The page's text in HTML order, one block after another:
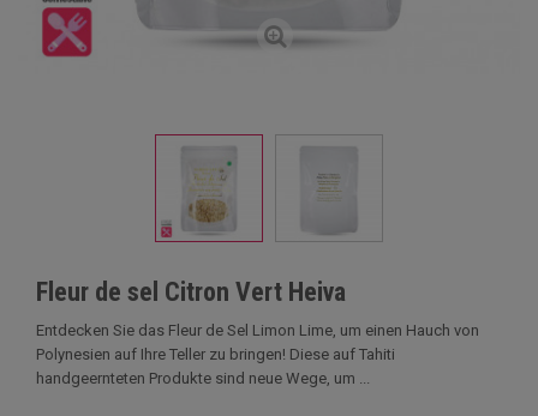
Fleur de sel Citron Vert Heiva
Entdecken Sie das Fleur de Sel Limon Lime, um einen Hauch von
Polynesien auf Ihre Teller zu bringen! Diese auf Tahiti
handgeernteten Produkte sind neue Wege, um ...